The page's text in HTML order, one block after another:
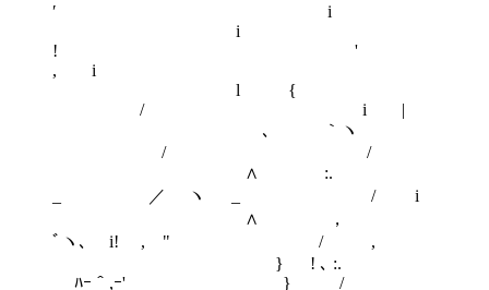
′ i
i
!
, i
l {
/ i |
､ ｀ヽ
/ /
∧ :.
_ ／ ヽ _ / i
∧ ，
ﾞヽ､ i! , " / ,
} ! ､ :.
ﾊｰ＾,ｰ' } /